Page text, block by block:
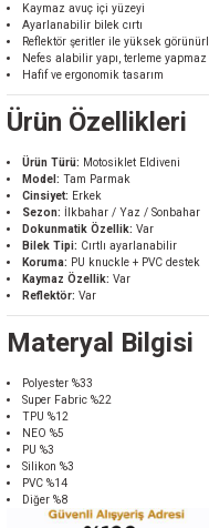
Kaymaz avuç içi yüzeyi
Ayarlanabilir bilek cırtı
Reflektör şeritler ile yüksek
Nefes alabilir yapı, terleme yapmaz
Hafif ve ergonomik tasarım
Ürün Özellikleri
Ürün Türü: Motosiklet Eldiveni
Model: Tam Parmak
Cinsiyet: Erkek
Sezon: İlkbahar / Yaz / Sonbahar
Dokunmatik Özellik: Var
Bilek Tipi: Cırtlı ayarlanabilir
Koruma: PU knuckle + PVC destek
Kaymaz Özellik: Var
Reflektör: Var
Materyal Bilgisi
Polyester %33
Super Fabric %22
TPU %12
NEO %5
PU %3
Silikon %3
PVC %14
Diğer %8